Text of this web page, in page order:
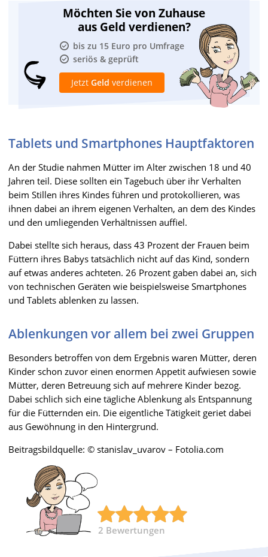
Möchten Sie von Zuhause
aus Geld verdienen?
bis zu 15 Euro pro Umfrage
seriös & geprüft
Jetzt Geld verdienen
Tablets und Smartphones Hauptfaktoren
An der Studie nahmen Mütter im Alter zwischen 18 und 40
Jahren teil. Diese sollten ein Tagebuch über ihr Verhalten
beim Stillen ihres Kindes führen und protokollieren, was
ihnen dabei an ihrem eigenen Verhalten, an dem des Kindes
und den umliegenden Verhältnissen auffiel.
Dabei stellte sich heraus, dass 43 Prozent der Frauen beim
Füttern ihres Babys tatsächlich nicht auf das Kind, sondern
auf etwas anderes achteten. 26 Prozent gaben dabei an, sich
von technischen Geräten wie beispielsweise Smartphones
und Tablets ablenken zu lassen.
Ablenkungen vor allem bei zwei Gruppen
Besonders betroffen von dem Ergebnis waren Mütter, deren
Kinder schon zuvor einen enormen Appetit aufwiesen sowie
Mütter, deren Betreuung sich auf mehrere Kinder bezog.
Dabei schlich sich eine tägliche Ablenkung als Entspannung
für die Fütternden ein. Die eigentliche Tätigkeit geriet dabei
aus Gewöhnung in den Hintergrund.
Beitragsbildquelle: © stanislav_uvarov – Fotolia.com
2 Bewertungen